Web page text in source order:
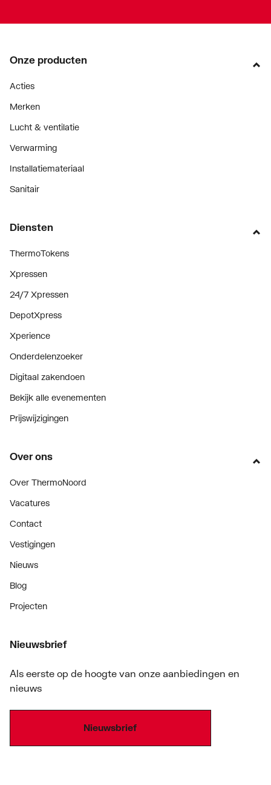
Onze producten
Acties
Merken
Lucht & ventilatie
Verwarming
Installatiemateriaal
Sanitair
Diensten
ThermoTokens
Xpressen
24/7 Xpressen
DepotXpress
Xperience
Onderdelenzoeker
Digitaal zakendoen
Bekijk alle evenementen
Prijswijzigingen
Over ons
Over ThermoNoord
Vacatures
Contact
Vestigingen
Nieuws
Blog
Projecten
Nieuwsbrief
Als eerste op de hoogte van onze aanbiedingen en
nieuws
Nieuwsbrief